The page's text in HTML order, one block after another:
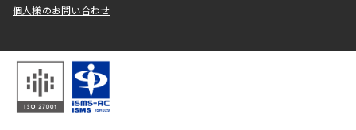
個人様のお問い合わせ